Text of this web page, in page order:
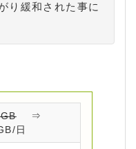
り緩和された事に
⇒
日